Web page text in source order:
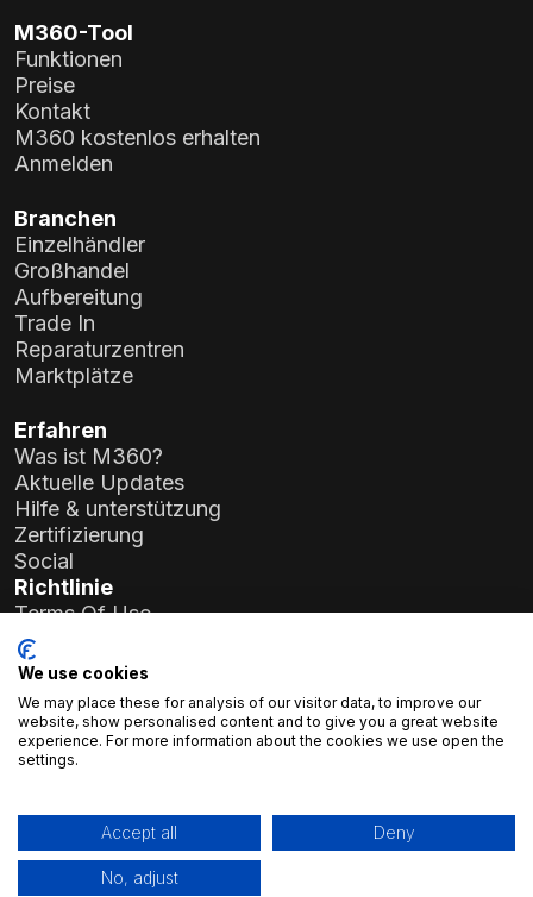
M360-Tool
Funktionen
Preise
Kontakt
M360 kostenlos erhalten
Anmelden
Branchen
Einzelhändler
Großhandel
Aufbereitung
Trade In
Reparaturzentren
Marktplätze
Erfahren
Was ist M360?
Aktuelle Updates
Hilfe & unterstützung
Zertifizierung
Social
Richtlinie
Terms Of Use
Privacy Policy
General Data Protection Regulation (GDPR)
Firmendetails
Atlas Soft Ltd.
Prielle-Kornélia-Straße 19-35
Registrierungsnr.:
Steuernummer:23966994-2-43
We use cookies
We may place these for analysis of our visitor data, to improve our
website, show personalised content and to give you a great website
experience. For more information about the cookies we use open the
settings.
Accept all Deny
No, adjust